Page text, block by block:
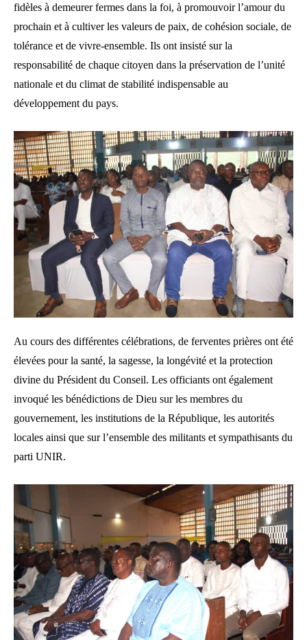
fidèles à demeurer fermes dans la foi, à promouvoir l’amour du
prochain et à cultiver les valeurs de paix, de cohésion sociale, de
tolérance et de vivre-ensemble. Ils ont insisté sur la
responsabilité de chaque citoyen dans la préservation de l’unité
nationale et du climat de stabilité indispensable au
développement du pays.
Au cours des différentes célébrations, de ferventes prières ont été
élevées pour la santé, la sagesse, la longévité et la protection
divine du Président du Conseil. Les officiants ont également
invoqué les bénédictions de Dieu sur les membres du
gouvernement, les institutions de la République, les autorités
locales ainsi que sur l’ensemble des militants et sympathisants du
parti UNIR.